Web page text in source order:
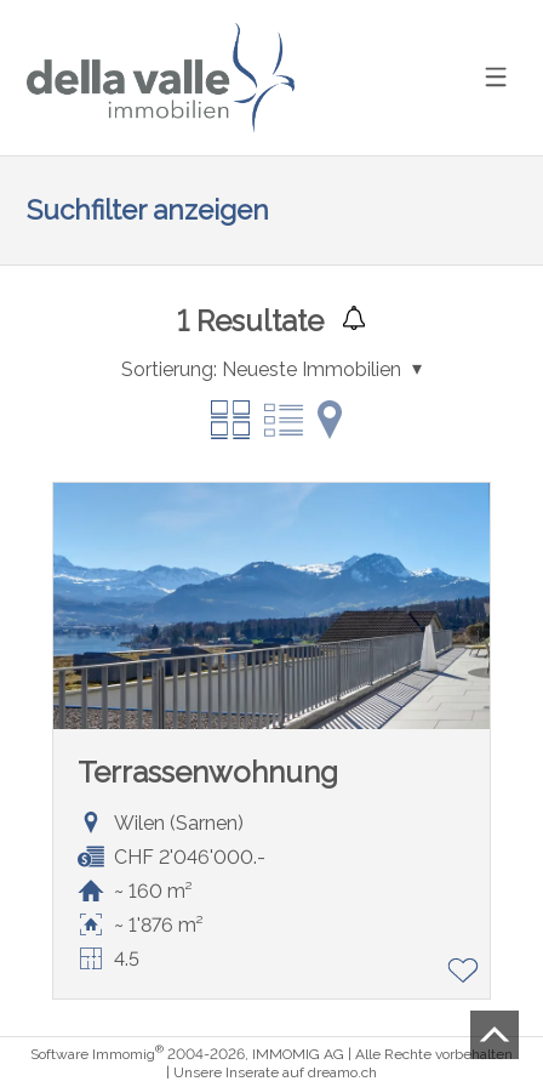
Suchfilter anzeigen
1Resultate
Sortierung: Neueste Immobilien
Terrassenwohnung
Wilen (Sarnen)
CHF 2'046'000.-
~ 160 m²
~ 1'876 m²
4.5
Software Immomig® 2004-2026, IMMOMIG AG | Alle Rechte vorbehalten
| Unsere Inserate auf dreamo.ch